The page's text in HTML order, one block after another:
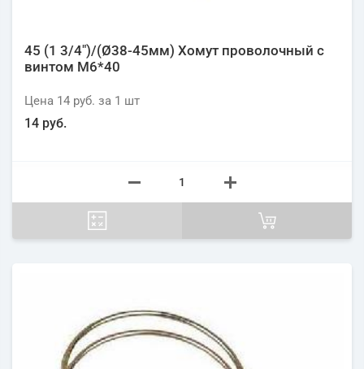
45 (1 3/4")/(Ø38-45мм) Хомут проволочный с
винтом М6*40
Цена 14 руб. за 1 шт
14 руб.